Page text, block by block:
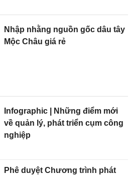
Nhập nhằng nguồn gốc dâu tây
Mộc Châu giá rẻ
Infographic | Những điểm mới
về quản lý, phát triển cụm công
nghiệp
Phê duyệt Chương trình phát